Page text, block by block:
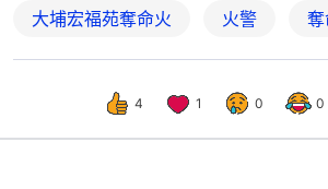
大埔宏福苑奪命火 火警
4 1 0 0